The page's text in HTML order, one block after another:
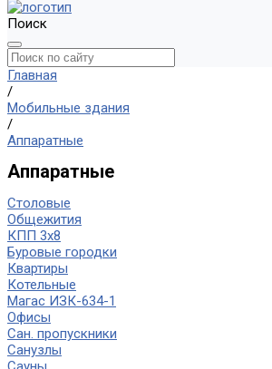
Поиск
Главная
/
Мобильные здания
/
Аппаратные
Аппаратные
Столовые
Общежития
КПП 3х8
Буровые городки
Квартиры
Котельные
Магас ИЗК-634-1
Офисы
Сан. пропускники
Санузлы